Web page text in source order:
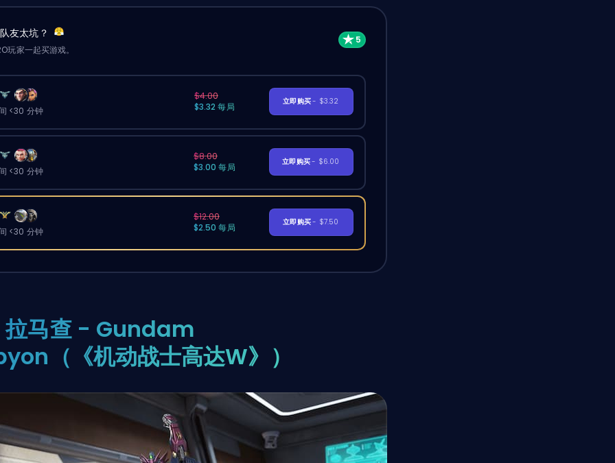
友太坑？
玩家一起买游戏。
<30 分钟
$4.00
$3.32 每局
立即购买- $3.32
<30 分钟
$8.00
$3.00 每局
立即购买- $6.00
<30 分钟
$12.00
$2.50 每局
立即购买- $7.50
拉马查 - Gundam
（《机动战士高达W》）